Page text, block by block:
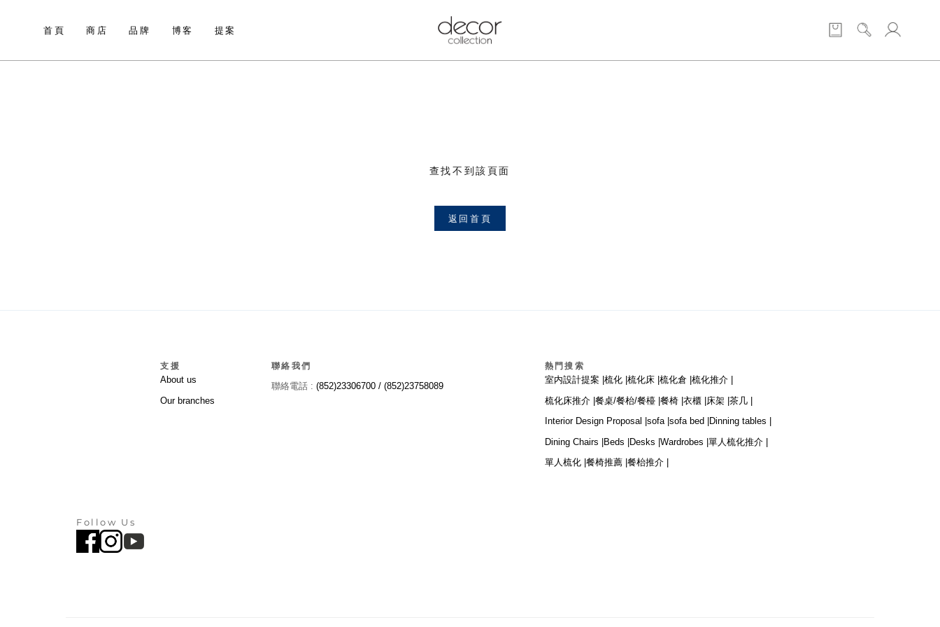
首頁 商店 品牌 博客 提案
查找不到該頁面
返回首頁
支援
About us
Our branches
聯絡我們
聯絡電話 : (852)23306700 / (852)23758089
熱門搜索
室内設計提案 | 梳化 | 梳化床 | 梳化倉 | 梳化推介 |
梳化床推介 | 餐桌/餐枱/餐檯 | 餐椅 | 衣櫃 | 床架 | 茶几 |
Interior Design Proposal | sofa | sofa bed |
Dinning tables |
Dining Chairs |
Beds | Desks | Wardrobes | 單人梳化推介 |
單人梳化 | 餐椅推薦 | 餐枱推介 |
Follow Us